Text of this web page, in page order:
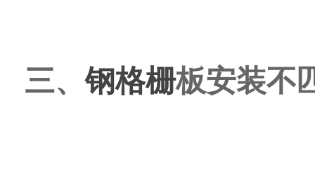
三、钢格栅板安装不